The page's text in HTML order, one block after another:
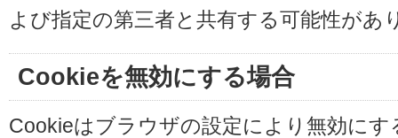
よび指定の第三者と共有する可能性があ
Cookieを無効にする場合
Cookieはブラウザの設定により無効に